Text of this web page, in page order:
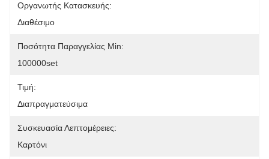
Οργανωτής Κατασκευής:
Διαθέσιμο
Ποσότητα Παραγγελίας Min:
100000set
Τιμή:
Διαπραγματεύσιμα
Συσκευασία Λεπτομέρειες:
Καρτόνι